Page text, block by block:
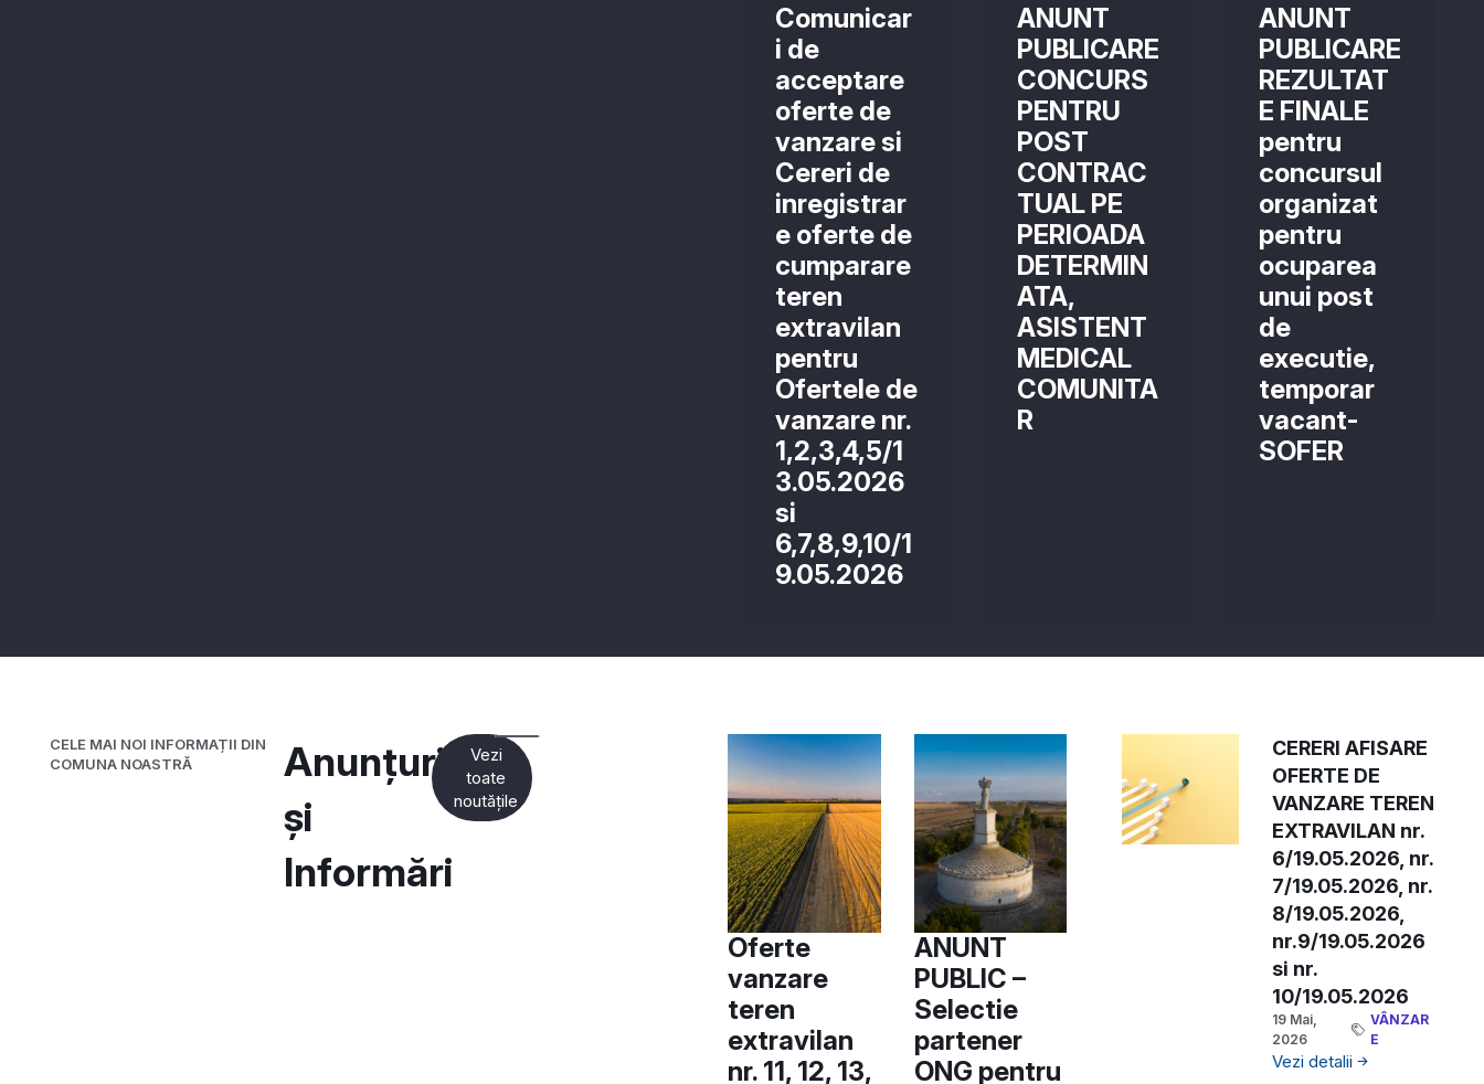
Comunicar
i de
acceptare
oferte de
vanzare si
Cereri de
inregistrar
e oferte de
cumparare
teren
extravilan
pentru
Ofertele de
vanzare nr.
1,2,3,4,5/1
3.05.2026
si
6,7,8,9,10/1
9.05.2026
ANUNT
PUBLICARE
CONCURS
PENTRU
POST
CONTRAC
TUAL PE
PERIOADA
DETERMIN
ATA,
ASISTENT
MEDICAL
COMUNITA
R
ANUNT
PUBLICARE
REZULTAT
E FINALE
pentru
concursul
organizat
pentru
ocuparea
unui post
de
executie,
temporar
vacant-
SOFER
CELE MAI NOI INFORMAȚII DIN
COMUNA NOASTRĂ
Anunțuri
și
Informări
Vezi
toate
noutățile
Oferte
vanzare
teren
extravilan
nr. 11, 12, 13,
ANUNT
PUBLIC –
Selectie
partener
ONG pentru
CERERI AFISARE
OFERTE DE
VANZARE TEREN
EXTRAVILAN nr.
6/19.05.2026, nr.
7/19.05.2026, nr.
8/19.05.2026,
nr.9/19.05.2026
si nr.
10/19.05.2026
19 Mai,
2026
VÂNZAR
E
Vezi detalii